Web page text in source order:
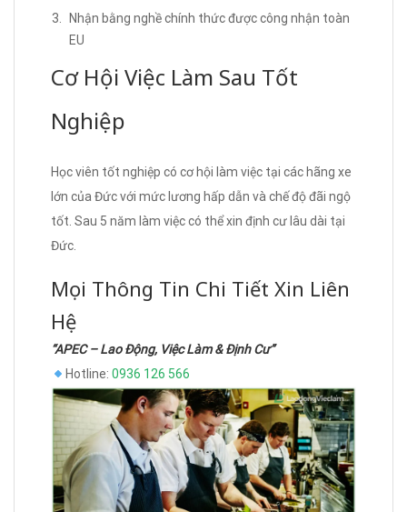
Nhận bằng nghề chính thức được công nhận toàn
EU
Cơ Hội Việc Làm Sau Tốt
Nghiệp
Học viên tốt nghiệp có cơ hội làm việc tại các hãng xe
lớn của Đức với mức lương hấp dẫn và chế độ đãi ngộ
tốt. Sau 5 năm làm việc có thể xin định cư lâu dài tại
Đức.
Mọi Thông Tin Chi Tiết Xin Liên
Hệ
“APEC – Lao Động, Việc Làm & Định Cư”
Hotline: 0936 126 566